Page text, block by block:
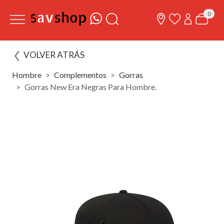
0
VOLVER ATRÁS
Hombre Complementos
Gorras
Gorras New Era Negras Para Hombre.